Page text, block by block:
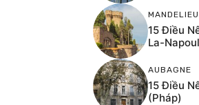
15 Điều
La-
AUBAGNE
15 Điều
(Pháp)